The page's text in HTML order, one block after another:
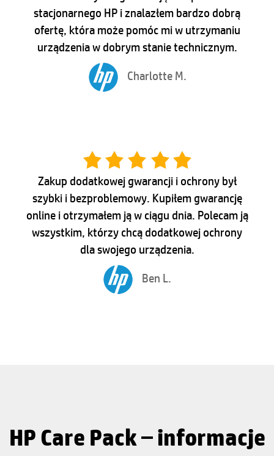
stacjonarnego HP i znalazłem bardzo dobrą
ofertę, która może pomóc mi w utrzymaniu
urządzenia w dobrym stanie technicznym.
Charlotte M.
Zakup dodatkowej gwarancji i ochrony był
szybki i bezproblemowy. Kupiłem gwarancję
online i otrzymałem ją w ciągu dnia. Polecam ją
wszystkim, którzy chcą dodatkowej ochrony
dla swojego urządzenia.
Ben L.
HP Care Pack – informacje